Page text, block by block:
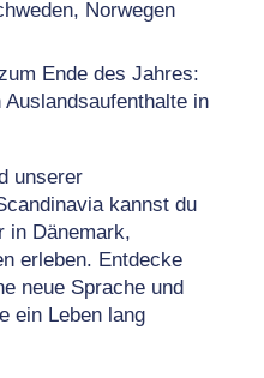
Ende des Jahres:
in
unserer
kannst du
in Dänemark,
erleben. Entdecke
neue Sprache und
ein Leben lang